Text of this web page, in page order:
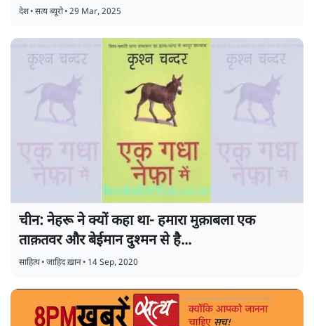
देश•सत्य ब्यूरो•29 Mar, 2025
चीन: नेहरू ने क्यों कहा था- हमारा मुक़ाबला एक
ताक़तवर और बेईमान दुश्मन से है...
साहित्य•जाहिद ख़ान• 14 Sep, 2020